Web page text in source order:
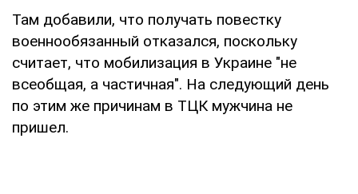
Там добавили, что получать повестку
военнообязанный отказался, поскольку
считает, что мобилизация в Украине "не
всеобщая, а частичная". На следующий день
по этим же причинам в ТЦК мужчина не
пришел.